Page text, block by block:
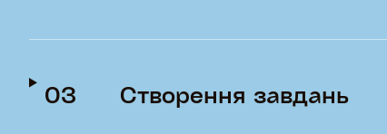
03 Створення завдань